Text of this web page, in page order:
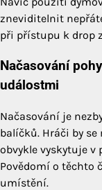
zneviditelnit
při přístupu k drop
Načasování
událostmi
Načasování je
balíčků. Hráči by
obvykle vyskytuje v
Povědomí o těchto
umístění.